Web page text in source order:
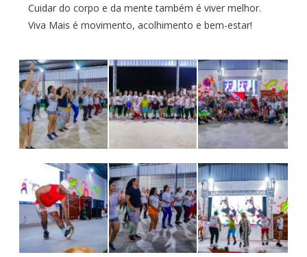
Cuidar do corpo e da mente também é viver melhor.
Viva Mais é movimento, acolhimento e bem-estar!